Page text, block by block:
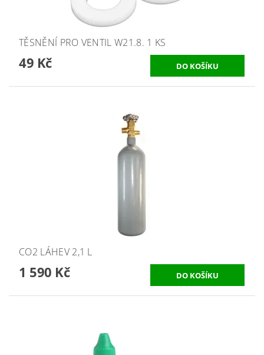
TĚSNĚNÍ PRO VENTIL W21.8. 1 KS
49 Kč
CO2 LÁHEV 2,1 L
1 590 Kč